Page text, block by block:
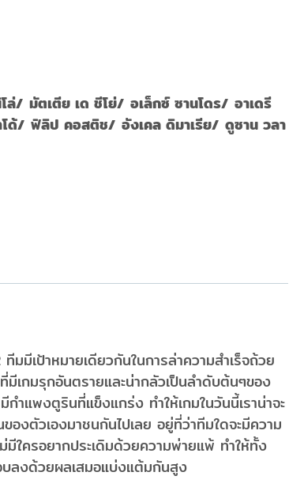
/ มัตเตีย เด ชีโย่/ อเล็กซ์ ซานโดร/ อาเดรี
ด้/ ฟิลิป คอสติช/ อังเคล ดิมาเรีย/ ดูซาน วลา
มีเป้าหมายเดียวกันในการล่าความสำเร็จถ้วย
เกมรุกอันตรายและน่ากลัวเป็นลำดับต้นๆของ
ำแพงตูรินที่แข็งแกร่ง ทำให้เกมในวันนี้เราน่าจะ
องตัวเองมาชนกันไปเลย อยู่ที่ว่าทีมใดจะมีความ
ใครอยากประเดิมด้วยความพ่ายแพ้ ทำให้ทั้ง
ลงด้วยผลเสมอแบ่งแต้มกันสูง